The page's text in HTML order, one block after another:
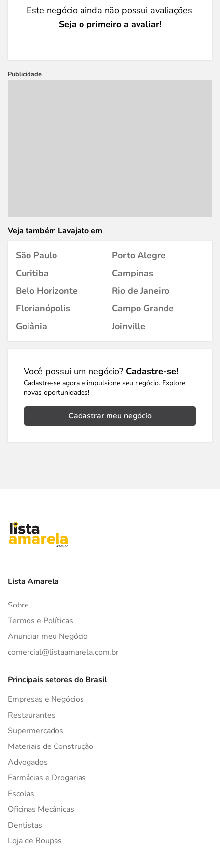
Este negócio ainda não possui avaliações.
Seja o primeiro a avaliar!
Publicidade
Veja também Lavajato em
São Paulo
Porto Alegre
Curitiba
Campinas
Belo Horizonte
Rio de Janeiro
Florianópolis
Campo Grande
Goiânia
Joinville
Você possui um negócio? Cadastre-se!
Cadastre-se agora e impulsione seu negócio. Explore
novas oportunidades!
Cadastrar meu negócio
Lista Amarela
Sobre
Termos e Políticas
Anunciar meu Negócio
comercial@listaamarela.com.br
Principais setores do Brasil
Empresas e Negócios
Restaurantes
Supermercados
Materiais de Construção
Advogados
Farmácias e Drogarias
Escolas
Oficinas Mecânicas
Dentistas
Loja de Roupas